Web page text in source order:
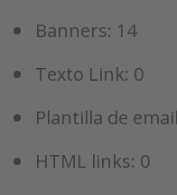
Banners: 14
Texto Link: 0
Plantilla de
HTML links: 0